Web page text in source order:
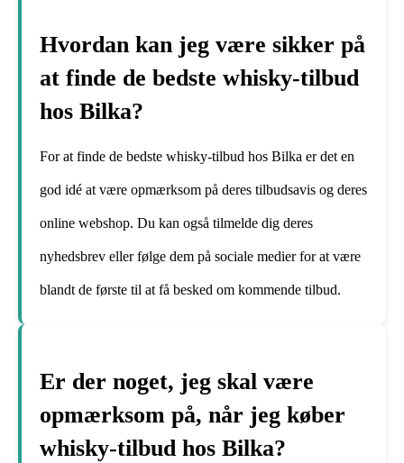
Hvordan kan jeg være sikker på
at finde de bedste whisky-tilbud
hos Bilka?
For at finde de bedste whisky-tilbud hos Bilka er det en
god idé at være opmærksom på deres tilbudsavis og deres
online webshop. Du kan også tilmelde dig deres
nyhedsbrev eller følge dem på sociale medier for at være
blandt de første til at få besked om kommende tilbud.
Er der noget, jeg skal være
opmærksom på, når jeg køber
whisky-tilbud hos Bilka?